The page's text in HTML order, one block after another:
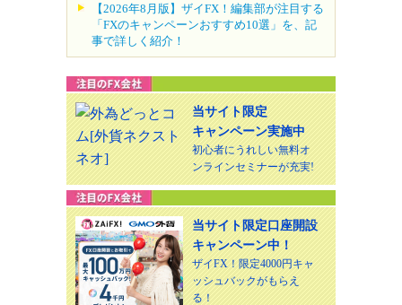
【2026年8月版】ザイFX！編集部が注目する
「FXのキャンペーンおすすめ10選」を、記
事で詳しく紹介！
当サイト限定
キャンペーン実施中
初心者にうれしい無料オ
ンラインセミナーが充実!
当サイト限定口座開設
キャンペーン中！
ザイFX！限定4000円キャ
ッシュバックがもらえ
る！